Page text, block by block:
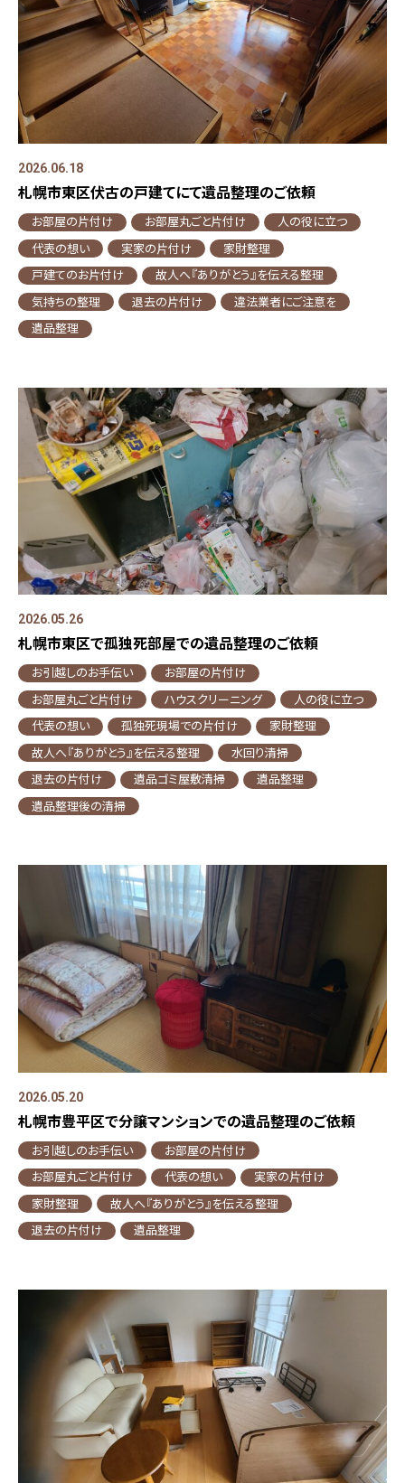
2026.06.18
札幌市東区伏古の戸建てにて遺品整理のご依頼
お部屋の片付け お部屋丸ごと片付け
人の役に立つ
代表の想い
実家の片付け
家財整理
戸建てのお片付け
故人へ『ありがとう』を伝える整理
気持ちの整理
退去の片付け
違法業者にご注意を
遺品整理
2026.05.26
札幌市東区で孤独死部屋での遺品整理のご依頼
お引越しのお手伝い
お部屋の片付け
お部屋丸ごと片付け
ハウスクリーニング
人の役に立つ
代表の想い
孤独死現場での片付け
家財整理
故人へ『ありがとう』を伝える整理
水回り清掃
退去の片付け
遺品ゴミ屋敷清掃
遺品整理
遺品整理後の清掃
2026.05.20
札幌市豊平区で分譲マンションでの遺品整理のご依頼
お引越しのお手伝い
お部屋の片付け
お部屋丸ごと片付け
代表の想い
実家の片付け
家財整理
故人へ『ありがとう』を伝える整理
退去の片付け
遺品整理